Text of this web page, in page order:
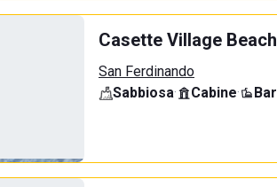
Casette Village Beach
San Ferdinando
Sabbiosa· Cabine· Bar